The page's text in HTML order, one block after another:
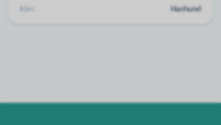
Kön:
Hanhund